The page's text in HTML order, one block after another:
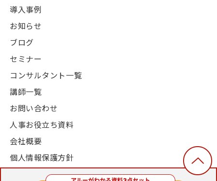
導入事例
お知らせ
ブログ
セミナー
コンサルタント一覧
講師一覧
お問い合わせ
人事お役立ち資料
会社概要
個人情報保護方針